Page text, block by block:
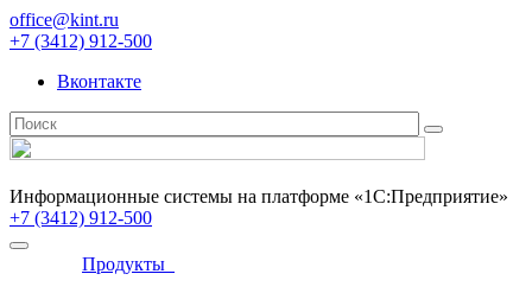
office@kint.ru
+7 (3412) 912-500
Вконтакте
Информационные системы на платформе «1С:Предприятие»
+7 (3412) 912-500
Продукты